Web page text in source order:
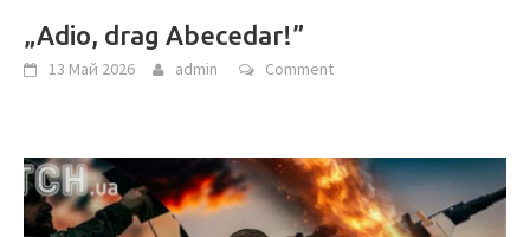
„Adio, drag Abecedar!”
13 Май 2026 admin Comment